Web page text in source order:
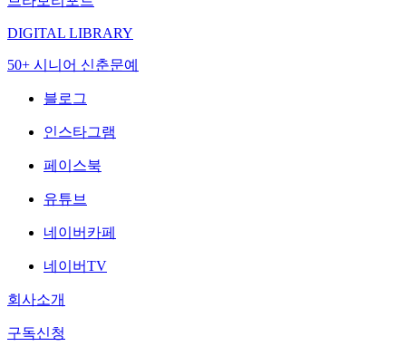
DIGITAL LIBRARY
50+ 시니어 신춘문예
블로그
인스타그램
페이스북
유튜브
네이버카페
네이버TV
회사소개
구독신청